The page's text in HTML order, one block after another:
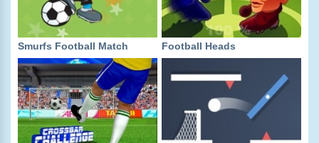
Smurfs Football Match Football Heads